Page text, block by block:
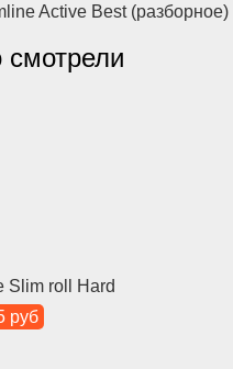
Active Best (разборное)
Slim roll Hard
руб